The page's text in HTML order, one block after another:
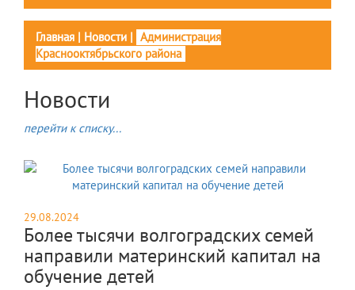
Главная | Новости | Администрация
Краснооктябрьского района
Новости
перейти к списку...
29.08.2024
Более тысячи волгоградских семей
направили материнский капитал на
обучение детей